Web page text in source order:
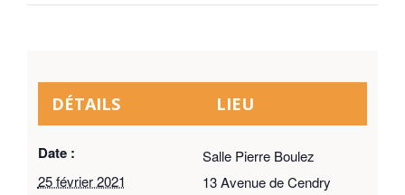
DÉTAILS
Date :
25 février 2021
LIEU
Salle Pierre Boulez
13 Avenue de Cendry